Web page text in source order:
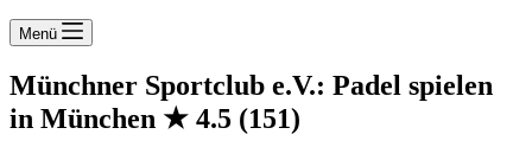
Menü
Münchner Sportclub e.V.: Padel spielen
in München ★ 4.5 (151)